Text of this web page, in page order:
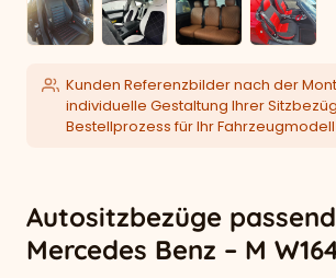
Kunden Referenzbilder nach der
individuelle Gestaltung Ihrer
Bestellprozess für Ihr
Autositzbezüge
Mercedes Benz – M